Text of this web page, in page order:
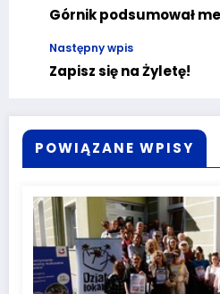
Górnik podsumował
Następny wpis
Zapisz się na Żyletę!
POWIĄZANE WPISY